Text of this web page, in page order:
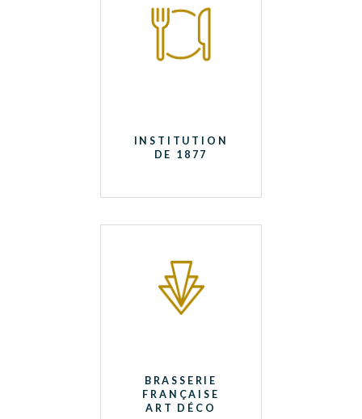
INSTITUTION
DE 1877
BRASSERIE
FRANÇAISE
ART DÉCO